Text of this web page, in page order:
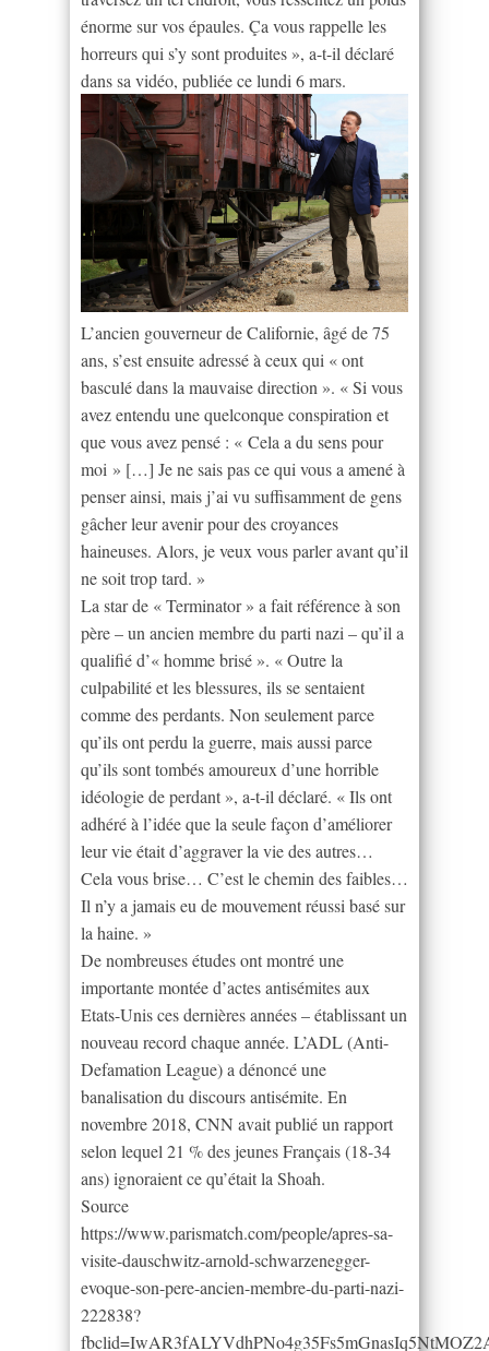
énorme sur vos épaules. Ça vous rappelle les
horreurs qui s’y sont produites », a-t-il déclaré
dans sa vidéo, publiée ce lundi 6 mars.
L’ancien gouverneur de Californie, âgé de 75
ans, s’est ensuite adressé à ceux qui « ont
basculé dans la mauvaise direction ». « Si vous
avez entendu une quelconque conspiration et
que vous avez pensé : « Cela a du sens pour
moi » […] Je ne sais pas ce qui vous a amené à
penser ainsi, mais j’ai vu suffisamment de gens
gâcher leur avenir pour des croyances
haineuses. Alors, je veux vous parler avant qu’il
ne soit trop tard. »
La star de « Terminator » a fait référence à son
père – un ancien membre du parti nazi – qu’il a
qualifié d’« homme brisé ». « Outre la
culpabilité et les blessures, ils se sentaient
comme des perdants. Non seulement parce
qu’ils ont perdu la guerre, mais aussi parce
qu’ils sont tombés amoureux d’une horrible
idéologie de perdant », a-t-il déclaré. « Ils ont
adhéré à l’idée que la seule façon d’améliorer
leur vie était d’aggraver la vie des autres…
Cela vous brise… C’est le chemin des faibles…
Il n’y a jamais eu de mouvement réussi basé sur
la haine. »
De nombreuses études ont montré une
importante montée d’actes antisémites aux
Etats-Unis ces dernières années – établissant un
nouveau record chaque année. L’ADL (Anti-
Defamation League) a dénoncé une
banalisation du discours antisémite. En
novembre 2018, CNN avait publié un rapport
selon lequel 21 % des jeunes Français (18-34
ans) ignoraient ce qu’était la Shoah.
Source
https://www.parismatch.com/people/apres-sa-
visite-dauschwitz-arnold-schwarzenegger-
evoque-son-pere-ancien-membre-du-parti-nazi-
222838?